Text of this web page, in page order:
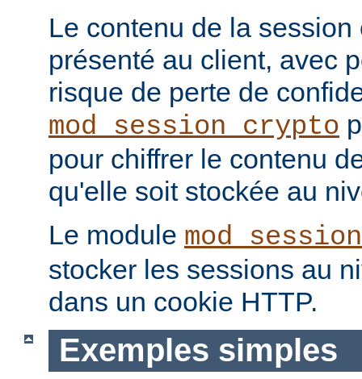
Le contenu de la
présenté au client, avec
risque de perte de
mod_session_crypto
pour chiffrer le contenu
qu'elle soit stockée au
Le module
stocker les sessions au
dans un cookie HTTP.
Exemples simples